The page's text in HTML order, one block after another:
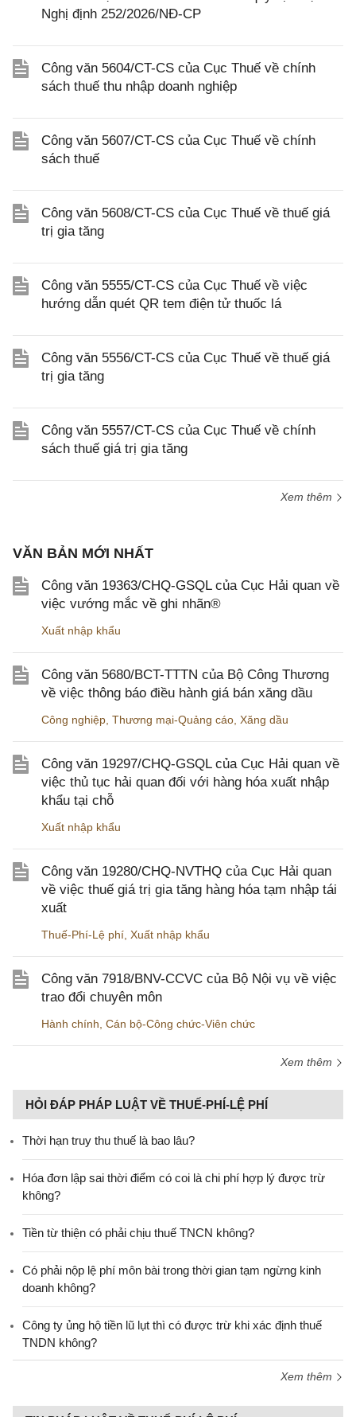
Nghị định 252/2026/NĐ-CP
Công văn 5604/CT-CS của Cục Thuế về chính
sách thuế thu nhập doanh nghiệp
Công văn 5607/CT-CS của Cục Thuế về chính
sách thuế
Công văn 5608/CT-CS của Cục Thuế về thuế giá
trị gia tăng
Công văn 5555/CT-CS của Cục Thuế về việc
hướng dẫn quét QR tem điện tử thuốc lá
Công văn 5556/CT-CS của Cục Thuế về thuế giá
trị gia tăng
Công văn 5557/CT-CS của Cục Thuế về chính
sách thuế giá trị gia tăng
Xem thêm
VĂN BẢN MỚI NHẤT
Công văn 19363/CHQ-GSQL của Cục Hải quan về
việc vướng mắc về ghi nhãn®
Xuất nhập khẩu
Công văn 5680/BCT-TTTN của Bộ Công Thương
về việc thông báo điều hành giá bán xăng dầu
Công nghiệp Thương mại-Quảng cáo Xăng dầu
Công văn 19297/CHQ-GSQL của Cục Hải quan về
việc thủ tục hải quan đối với hàng hóa xuất nhập
khẩu tại chỗ
Xuất nhập khẩu
Công văn 19280/CHQ-NVTHQ của Cục Hải quan
về việc thuế giá trị gia tăng hàng hóa tạm nhập tái
xuất
Thuế-Phí-Lệ phí Xuất nhập khẩu
Công văn 7918/BNV-CCVC của Bộ Nội vụ về việc
trao đổi chuyên môn
Hành chính Cán bộ-Công chức-Viên chức
Xem thêm
HỎI ĐÁP PHÁP LUẬT VỀ THUẾ-PHÍ-LỆ PHÍ
Thời hạn truy thu thuế là bao lâu?
Hóa đơn lập sai thời điểm có coi là chi phí hợp lý được trừ
không?
Tiền từ thiện có phải chịu thuế TNCN không?
Có phải nộp lệ phí môn bài trong thời gian tạm ngừng kinh
doanh không?
Công ty ủng hộ tiền lũ lụt thì có được trừ khi xác định thuế
TNDN không?
Xem thêm